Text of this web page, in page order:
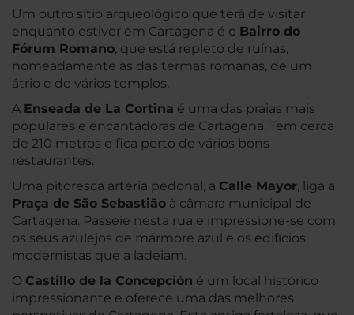
Um outro sítio arqueológico que terá de visitar
enquanto estiver em Cartagena é o Bairro do
Fórum Romano, que está repleto de ruínas,
nomeadamente as das termas romanas, de um
átrio e de vários templos.
A Enseada de La Cortina é uma das praias mais
populares e encantadoras de Cartagena. Tem cerca
de 210 metros e fica perto de vários bons
restaurantes.
Uma pitoresca artéria pedonal, a Calle Mayor, liga a
Praça de São Sebastião à câmara municipal de
Cartagena. Passeie nesta rua e impressione-se com
os seus azulejos de mármore azul e os edifícios
modernistas que a ladeiam.
O Castillo de la Concepción é um local histórico
impressionante e oferece uma das melhores